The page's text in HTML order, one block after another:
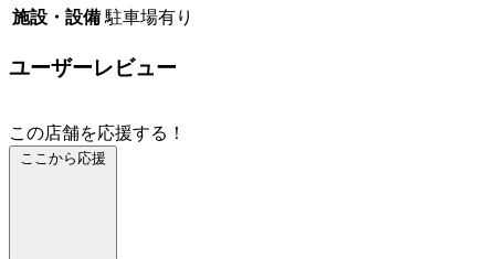
施設・設備 駐車場有り
ユーザーレビュー
この店舗を応援する！
ここから応援